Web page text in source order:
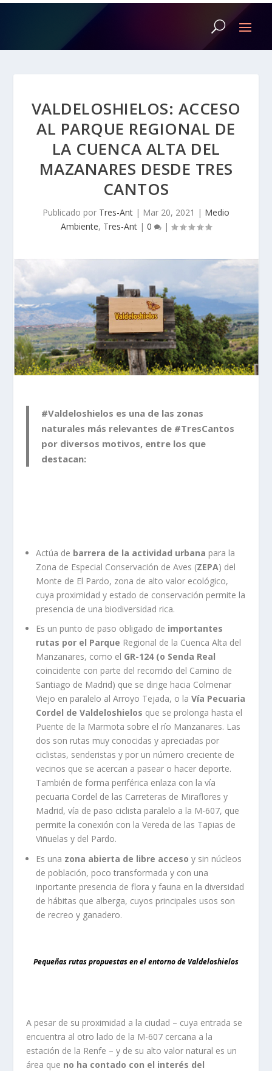
VALDELOSHIELOS: ACCESO
AL PARQUE REGIONAL DE
LA CUENCA ALTA DEL
MAZANARES DESDE TRES
CANTOS
Publicado por Tres-Ant | Mar 20, 2021 | Medio
Ambiente, Tres-Ant | 0 |
#Valdeloshielos es una de las zonas
naturales más relevantes de #TresCantos
por diversos motivos, entre los que
destacan:
Actúa de barrera de la actividad urbana para la
Zona de Especial Conservación de Aves (ZEPA) del
Monte de El Pardo, zona de alto valor ecológico,
cuya proximidad y estado de conservación permite la
presencia de una biodiversidad rica.
Es un punto de paso obligado de importantes
rutas por el Parque Regional de la Cuenca Alta del
Manzanares, como el GR-124 (o Senda Real
coincidente con parte del recorrido del Camino de
Santiago de Madrid) que se dirige hacia Colmenar
Viejo en paralelo al Arroyo Tejada, o la Vía Pecuaria
Cordel de Valdeloshielos que se prolonga hasta el
Puente de la Marmota sobre el río Manzanares. Las
dos son rutas muy conocidas y apreciadas por
ciclistas, senderistas y por un número creciente de
vecinos que se acercan a pasear o hacer deporte.
También de forma periférica enlaza con la vía
pecuaria Cordel de las Carreteras de Miraflores y
Madrid, vía de paso ciclista paralelo a la M-607, que
permite la conexión con la Vereda de las Tapias de
Viñuelas y del Pardo.
Es una zona abierta de libre acceso y sin núcleos
de población, poco transformada y con una
inportante presencia de flora y fauna en la diversidad
de hábitas que alberga, cuyos principales usos son
de recreo y ganadero.
Pequeñas rutas propuestas en el entorno de Valdeloshielos
A pesar de su proximidad a la ciudad – cuya entrada se
encuentra al otro lado de la M-607 cercana a la
estación de la Renfe – y de su alto valor natural es un
área que no ha contado con el interés del